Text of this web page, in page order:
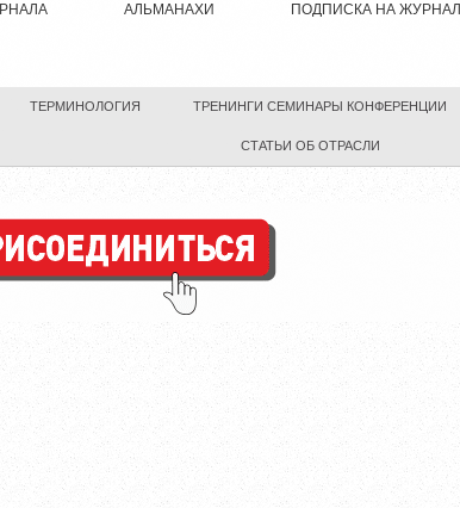
АЛЬМАНАХИ ПОДПИСКА НА ЖУРНАЛ
ТЕРМИНОЛОГИЯ ТРЕНИНГИ СЕМИНАРЫ КОНФЕРЕНЦИИ
СТАТЬИ ОБ ОТРАСЛИ